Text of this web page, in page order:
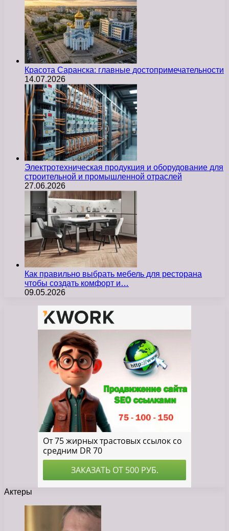
Красота Саранска: главные достопримечательности
14.07.2026
Электротехническая продукция и оборудование для
строительной и промышленной отраслей
27.06.2026
Как правильно выбрать мебель для ресторана
чтобы создать комфорт и…
09.05.2026
Актеры